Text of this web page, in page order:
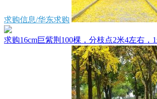
求购信息/华东求购
求购16cm巨紫荆100棵，分枝点2米4左右，